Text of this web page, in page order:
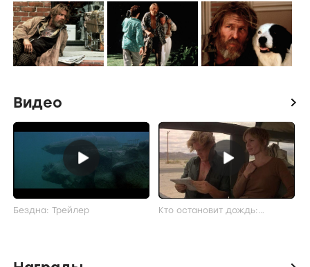
Видео icon
Бездна: Трейлер
Кто остановит дождь: